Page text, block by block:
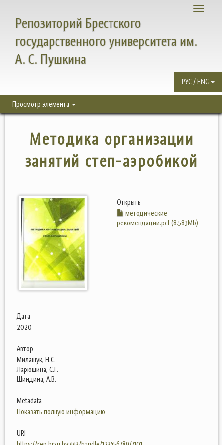
Toggle
Репозиторий Брестского
государственного университета им.
А. С. Пушкина
РУС / ENG
Просмотр элемента
Методика организации
занятий степ-аэробикой
Открыть
методические
рекомендации.pdf (8.583Mb)
Дата
2020
Автор
Милашук, Н.С.
Ларюшина, С.Г.
Шиндина, А.В.
Metadata
Показать полную информацию
URI